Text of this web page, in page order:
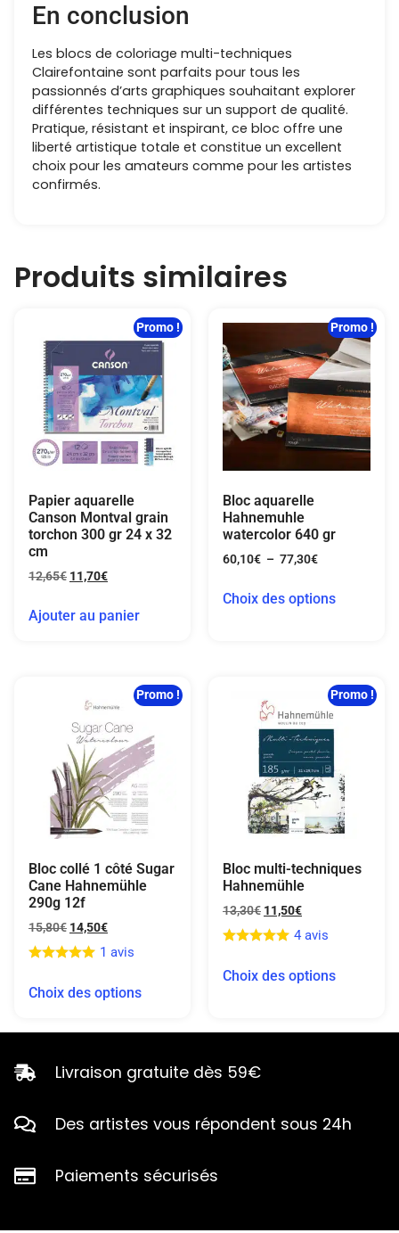
En conclusion
Les blocs de coloriage multi-techniques
Clairefontaine sont parfaits pour tous les
passionnés d’arts graphiques souhaitant explorer
différentes techniques sur un support de qualité.
Pratique, résistant et inspirant, ce bloc offre une
liberté artistique totale et constitue un excellent
choix pour les amateurs comme pour les artistes
confirmés.
Produits similaires
Promo !
Papier aquarelle
Canson Montval grain
torchon 300 gr 24 x 32
cm
12,65€ 11,70€
Ajouter au panier
Promo !
Bloc aquarelle
Hahnemuhle
watercolor 640 gr
60,10€ – 77,30€
Choix des options
Promo !
Bloc collé 1 côté Sugar
Cane Hahnemühle
290g 12f
15,80€ 14,50€
1 avis
Choix des options
Promo !
Bloc multi-techniques
Hahnemühle
13,30€ 11,50€
4 avis
Choix des options
Livraison gratuite dès 59€
Des artistes vous répondent sous 24h
Paiements sécurisés